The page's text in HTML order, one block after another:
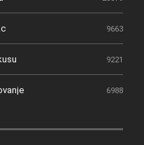
9663
9221
6988